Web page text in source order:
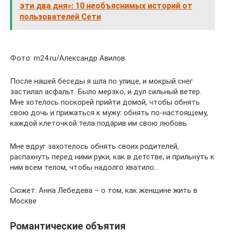
эти два дня»: 10 необъяснимых историй от
пользователей Сети
Фото: m24.ru/Александр Авилов
После нашей беседы я шла по улице, и мокрый снег
застилал асфальт. Было мерзко, и дул сильный ветер.
Мне хотелось поскорей прийти домой, чтобы обнять
свою дочь и прижаться к мужу: обнять по-настоящему,
каждой клеточкой тела подарив им свою любовь.
Мне вдруг захотелось обнять своих родителей,
распахнуть перед ними руки, как в детстве, и прильнуть к
ним всем телом, чтобы надолго хватило…
Сюжет: Анна Лебедева – о том, как женщине жить в
Москве
Романтические объятия